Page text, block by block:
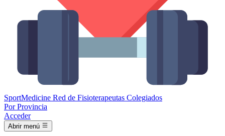
SportMedicine Red de Fisioterapeutas Colegiados
Por Provincia
Acceder
Abrir menú